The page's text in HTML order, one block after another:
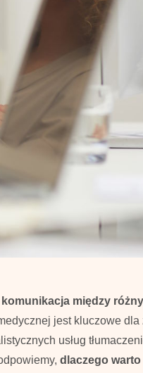
między
jest kluczowe
usług
dlaczego